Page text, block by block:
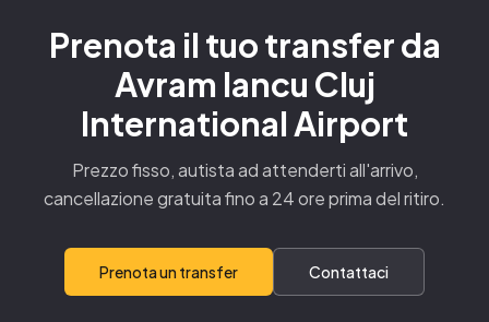
Prenota il tuo transfer da
Avram Iancu Cluj
International Airport
Prezzo fisso, autista ad attenderti all'arrivo,
cancellazione gratuita fino a 24 ore prima del ritiro.
Prenota un transfer Contattaci